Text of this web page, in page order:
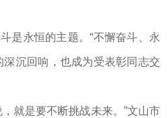
是永恒的主题。“不懈奋斗、永
深沉回响，也成为受表彰同志交
就是要不断挑战未来。”文山市